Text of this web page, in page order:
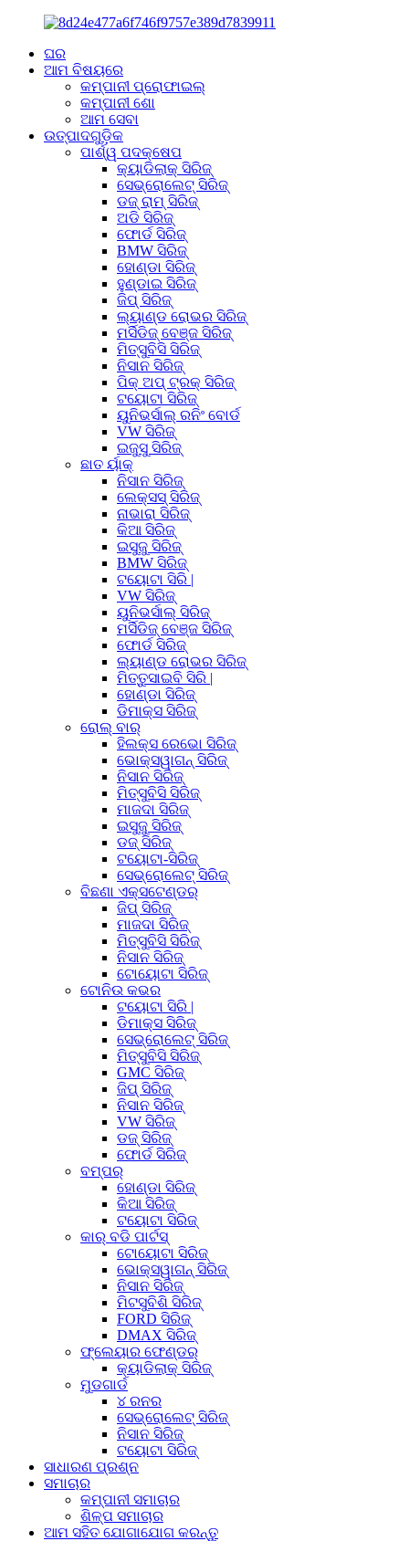
ଘର
ଆମ ବିଷୟରେ
କମ୍ପାନୀ ପ୍ରୋଫାଇଲ୍
କମ୍ପାନୀ ଶୋ
ଆମ ସେବା
ଉତ୍ପାଦଗୁଡ଼ିକ
ପାର୍ଶ୍ୱ ପଦକ୍ଷେପ
କ୍ୟାଡିଲାକ୍ ସିରିଜ୍
ସେଭ୍ରୋଲେଟ୍ ସିରିଜ୍
ଡଜ୍ ରାମ୍ ସିରିଜ୍
ଅଡି ସିରିଜ୍
ଫୋର୍ଡ ସିରିଜ୍
BMW ସିରିଜ୍
ହୋଣ୍ଡା ସିରିଜ୍
ହୁଣ୍ଡାଇ ସିରିଜ୍
ଜିପ୍ ସିରିଜ୍
ଲ୍ୟାଣ୍ଡ ରୋଭର ସିରିଜ୍
ମର୍ସିଡିଜ୍ ବେଞ୍ଜ ସିରିଜ୍
ମିତ୍ସୁବିସି ସିରିଜ୍
ନିସାନ ସିରିଜ୍
ପିକ୍ ଅପ୍ ଟ୍ରକ୍ ସିରିଜ୍
ଟୟୋଟା ସିରିଜ୍
ୟୁନିଭର୍ସାଲ୍ ରନିଂ ବୋର୍ଡ
VW ସିରିଜ୍
ଇଜୁସୁ ସିରିଜ୍
ଛାତ ର୍ୟାକ୍
ନିସାନ ସିରିଜ୍
ଲେକ୍ସସ୍ ସିରିଜ୍
ନାଭାରା ସିରିଜ୍
କିଆ ସିରିଜ୍
ଇସୁଜୁ ସିରିଜ୍
BMW ସିରିଜ୍
ଟୟୋଟା ସିରି |
VW ସିରିଜ୍
ୟୁନିଭର୍ସାଲ୍ ସିରିଜ୍
ମର୍ସିଡିଜ୍ ବେଞ୍ଜ ସିରିଜ୍
ଫୋର୍ଡ ସିରିଜ୍
ଲ୍ୟାଣ୍ଡ ରୋଭର ସିରିଜ୍
ମିତ୍ତୁସାଇବି ସିରି |
ହୋଣ୍ଡା ସିରିଜ୍
ଡିମାକ୍ସ ସିରିଜ୍
ରୋଲ୍ ବାର୍
ହିଲକ୍ସ ରେଭୋ ସିରିଜ୍
ଭୋକ୍ସୱାଗନ୍ ସିରିଜ୍
ନିସାନ ସିରିଜ୍
ମିତ୍ସୁବିସି ସିରିଜ୍
ମାଜଦା ସିରିଜ୍
ଇସୁଜୁ ସିରିଜ୍
ଡଜ୍ ସିରିଜ୍
ଟୟୋଟା-ସିରିଜ୍
ସେଭ୍ରୋଲେଟ୍ ସିରିଜ୍
ବିଛଣା ଏକ୍ସଟେଣ୍ଡର୍
ଜିପ୍ ସିରିଜ୍
ମାଜଦା ସିରିଜ୍
ମିତ୍ସୁବିସି ସିରିଜ୍
ନିସାନ ସିରିଜ୍
ଟୋୟୋଟା ସିରିଜ୍
ଟୋନିଉ କଭର
ଟୟୋଟା ସିରି |
ଡିମାକ୍ସ ସିରିଜ୍
ସେଭ୍ରୋଲେଟ୍ ସିରିଜ୍
ମିତ୍ସୁବିସି ସିରିଜ୍
GMC ସିରିଜ୍
ଜିପ୍ ସିରିଜ୍
ନିସାନ ସିରିଜ୍
VW ସିରିଜ୍
ଡଜ୍ ସିରିଜ୍
ଫୋର୍ଡ ସିରିଜ୍
ବମ୍ପର୍
ହୋଣ୍ଡା ସିରିଜ୍
କିଆ ସିରିଜ୍
ଟୟୋଟା ସିରିଜ୍
କାର୍ ବଡି ପାର୍ଟସ୍
ଟୋୟୋଟା ସିରିଜ୍
ଭୋକ୍ସୱାଗନ୍ ସିରିଜ୍
ନିସାନ ସିରିଜ୍
ମିଟସୁବିଶି ସିରିଜ୍
FORD ସିରିଜ୍
DMAX ସିରିଜ୍
ଫ୍ଲେୟାର ଫେଣ୍ଡର୍
କ୍ୟାଡିଲାକ୍ ସିରିଜ୍
ମୁଡଗାର୍ଡ
୪ ରନର
ସେଭ୍ରୋଲେଟ୍ ସିରିଜ୍
ନିସାନ ସିରିଜ୍
ଟୟୋଟା ସିରିଜ୍
ସାଧାରଣ ପ୍ରଶ୍ନ
ସମାଚାର
କମ୍ପାନୀ ସମାଚାର
ଶିଳ୍ପ ସମାଚାର
ଆମ ସହିତ ଯୋଗାଯୋଗ କରନ୍ତୁ